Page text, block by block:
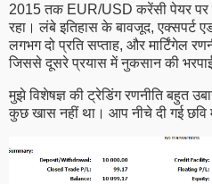
2015 तक EUR/USD करेंसी पेयर पर
रहा। लंबे इतिहास के बावजूद, एक्सपर्ट
लगभग दो प्रति सप्ताह, और मार्टिंगेल
जिससे दूसरे प्रयास में नुकसान की भरपाई
मुझे विशेषज्ञ की ट्रेडिंग रणनीति बहुत
कुछ खास नहीं था। आप नीचे दी गई छवि